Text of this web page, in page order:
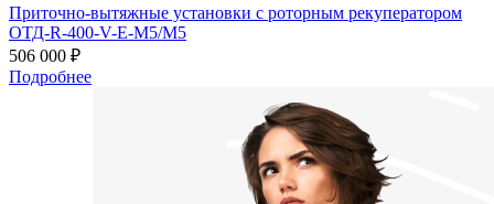
Приточно-вытяжные установки с роторным рекуператором
ОТД-R-400-V-E-M5/M5
506 000 ₽
Подробнее